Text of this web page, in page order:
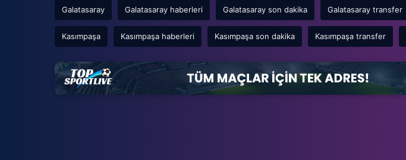
Galatasaray Galatasaray haberleri Galatasaray son dakika Galatasaray transfer
Kasımpaşa Kasımpaşa haberleri Kasımpaşa son dakika Kasımpaşa transfer